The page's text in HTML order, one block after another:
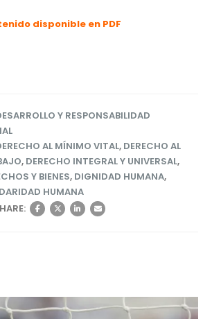
disponible en PDF
Y RESPONSABILIDAD
AL MÍNIMO VITAL, DERECHO AL
, DERECHO INTEGRAL Y UNIVERSAL,
Y BIENES, DIGNIDAD HUMANA,
HUMANA